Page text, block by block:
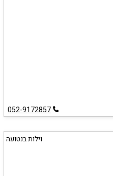
052-9172857
וילות בנטועה